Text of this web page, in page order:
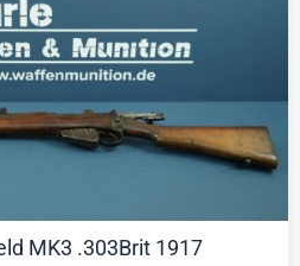
MK3 .303Brit 1917